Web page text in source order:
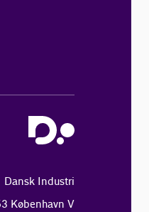
Dansk Industri
København V